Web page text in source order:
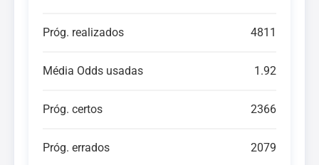
Próg. realizados 4811
Média Odds usadas 1.92
Próg. certos 2366
Próg. errados 2079